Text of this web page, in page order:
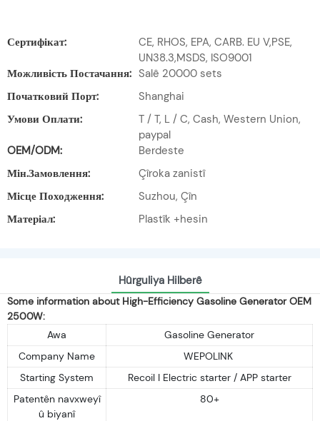
Сертифікат:
CE, RHOS, EPA, CARB. EU V,PSE,
UN38.3,MSDS, ISO9001
Можливість Постачання: Salê 20000 sets
Початковий Порт:
Shanghai
Умови Оплати:
T / T, L / C, Cash, Western Union,
paypal
OEM/ODM:
Berdeste
Мін.замовлення:
Çîroka zanistî
Місце Походження:
Suzhou, Çîn
Матеріал:
Plastîk +hesin
Hûrguliya Hilberê
Some information about High-Efficiency Gasoline Generator OEM
2500W:
Awa
Gasoline Generator
Company Name
WEPOLINK
Starting System
Recoil I Electric starter / APP starter
Patentên navxweyî
û biyanî
80+